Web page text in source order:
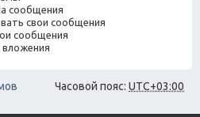
сообщения
свои сообщения
сообщения
вложения
Часовой пояс: UTC+03:00